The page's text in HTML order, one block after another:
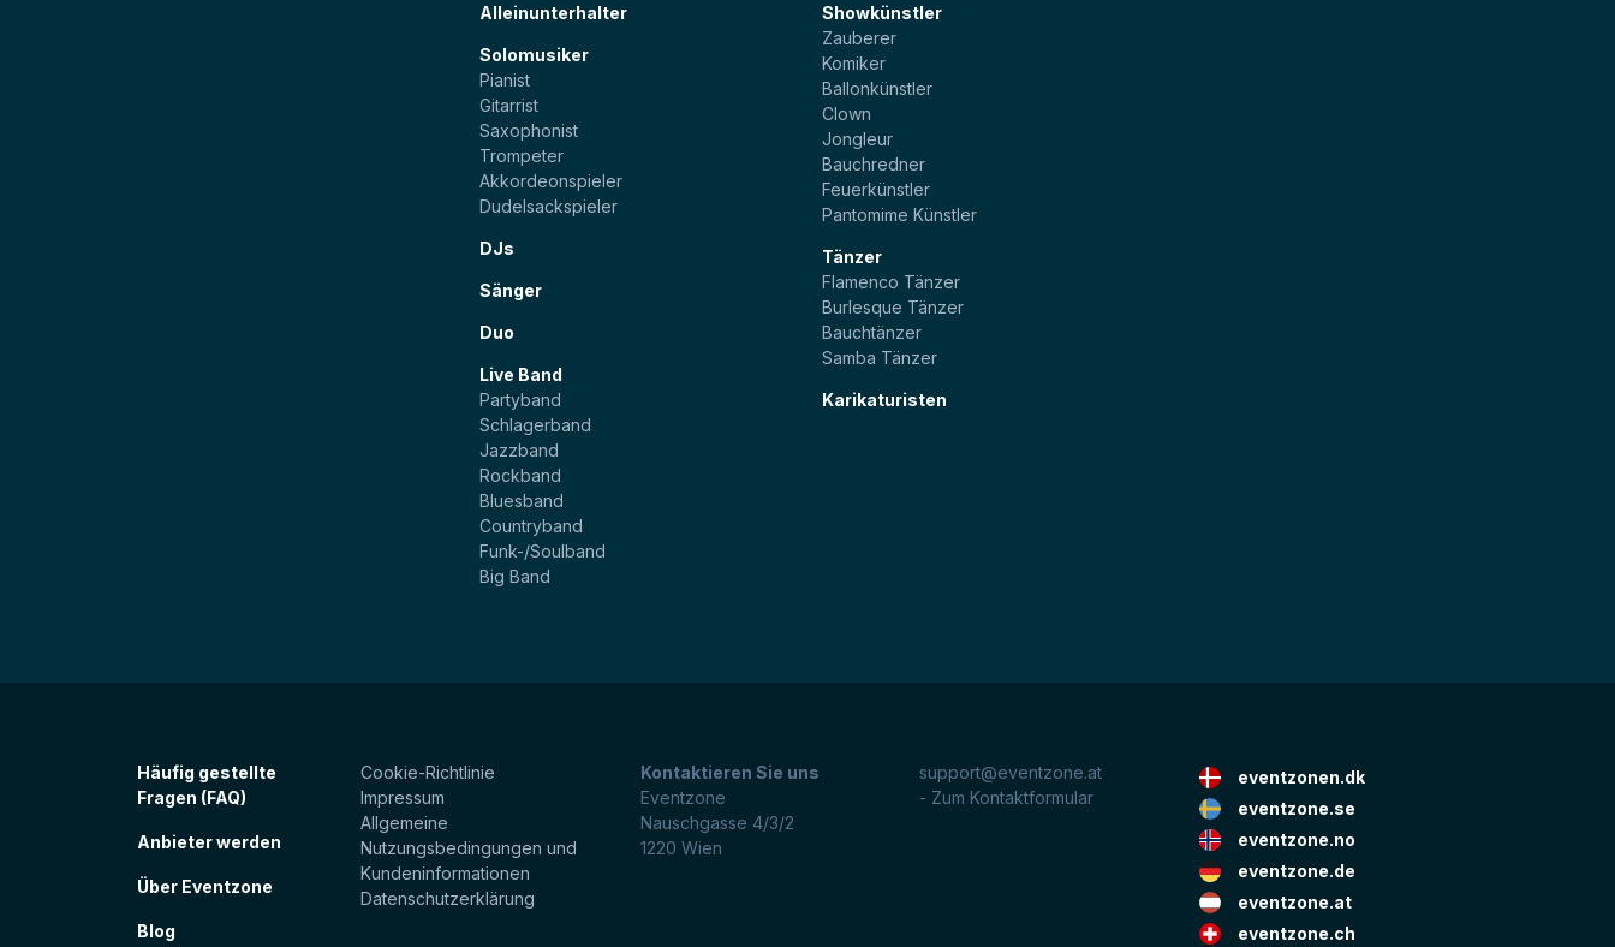
Alleinunterhalter
Solomusiker
Pianist
Gitarrist
Saxophonist
Trompeter
Akkordeonspieler
Dudelsackspieler
DJs
Sänger
Duo
Live Band
Partyband
Schlagerband
Jazzband
Rockband
Bluesband
Countryband
Funk-/Soulband
Big Band
Showkünstler
Zauberer
Komiker
Ballonkünstler
Clown
Jongleur
Bauchredner
Feuerkünstler
Pantomime Künstler
Tänzer
Flamenco Tänzer
Burlesque Tänzer
Bauchtänzer
Samba Tänzer
Karikaturisten
Häufig gestellte
Fragen (FAQ)
Anbieter werden
Über Eventzone
Blog
Cookie-Richtlinie
Impressum
Allgemeine
Nutzungsbedingungen und
Kundeninformationen
Datenschutzerklärung
Kontaktieren Sie uns
Eventzone
Nauschgasse 4/3/2
1220 Wien
support@eventzone.at
- Zum Kontaktformular
eventzonen.dk
eventzone.se
eventzone.no
eventzone.de
eventzone.at
eventzone.ch